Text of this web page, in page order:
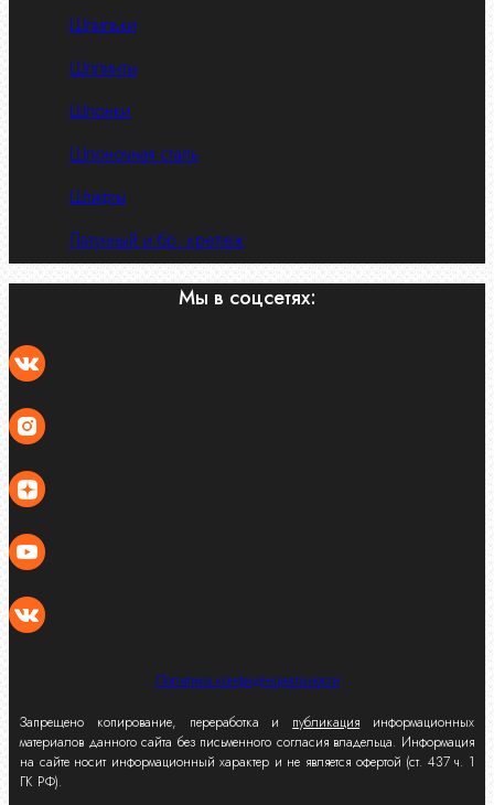
Шпильки
Шплинты
Шпонки
Шпоночная сталь
Штифты
Латунный и бр. крепеж
Мы в соцсетях:
Политика конфиденциальности
Запрещено копирование, переработка и публикация информационных
материалов данного сайта без письменного согласия владельца. Информация
на сайте носит информационный характер и не является офертой (ст. 437 ч. 1
ГК РФ).